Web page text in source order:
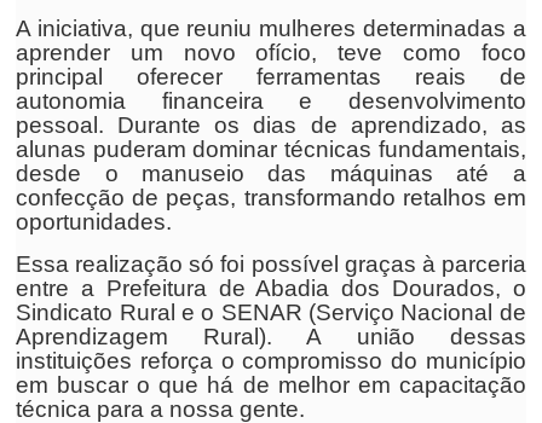
A iniciativa, que reuniu mulheres determinadas a
aprender um novo ofício, teve como foco
principal oferecer ferramentas reais de
autonomia financeira e desenvolvimento
pessoal. Durante os dias de aprendizado, as
alunas puderam dominar técnicas fundamentais,
desde o manuseio das máquinas até a
confecção de peças, transformando retalhos em
oportunidades.
Essa realização só foi possível graças à parceria
entre a Prefeitura de Abadia dos Dourados, o
Sindicato Rural e o SENAR (Serviço Nacional de
Aprendizagem Rural). A união dessas
instituições reforça o compromisso do município
em buscar o que há de melhor em capacitação
técnica para a nossa gente.